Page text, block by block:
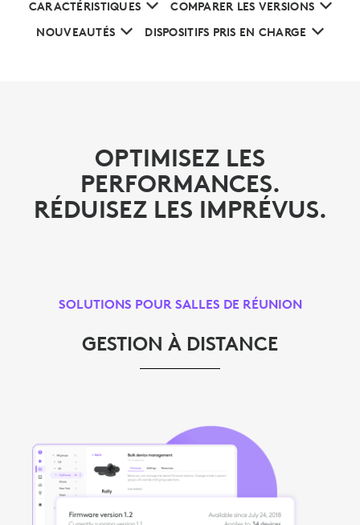
CARACTÉRISTIQUES
COMPARER LES VERSIONS
NOUVEAUTÉS
DISPOSITIFS PRIS EN CHARGE
OPTIMISEZ LES
PERFORMANCES.
RÉDUISEZ LES IMPRÉVUS.
SOLUTIONS POUR SALLES DE RÉUNION
GESTION À DISTANCE